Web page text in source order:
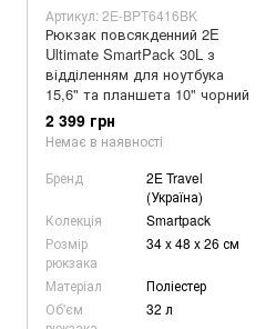
Артикул: 2E-BPT6416BK
Рюкзак повсякденний 2E
Ultimate SmartPack 30L з
відділенням для ноутбука
15,6" та планшета 10" чорний
2 399 грн
Немає в наявності
Бренд
2E Travel
(Україна)
Колекція
Smartpack
Розмір
рюкзака
34 x 48 x 26 см
Матеріал
Поліестер
Об'єм
32 л